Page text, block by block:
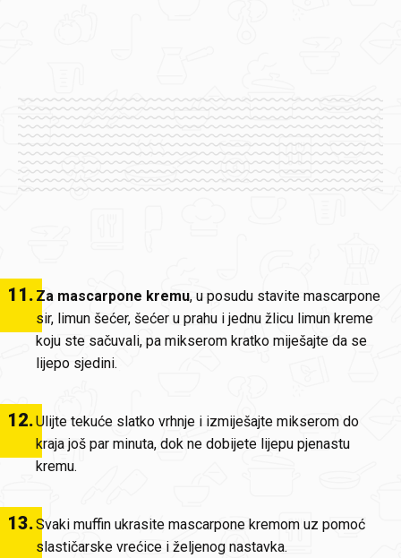
11. Za mascarpone kremu, u posudu stavite mascarpone
sir, limun šećer, šećer u prahu i jednu žlicu limun kreme
koju ste sačuvali, pa mikserom kratko miješajte da se
lijepo sjedini.
12.Ulijte tekuće slatko vrhnje i izmiješajte mikserom do
kraja još par minuta, dok ne dobijete lijepu pjenastu
kremu.
13.Svaki muffin ukrasite mascarpone kremom uz pomoć
slastičarske vrećice i željenog nastavka.